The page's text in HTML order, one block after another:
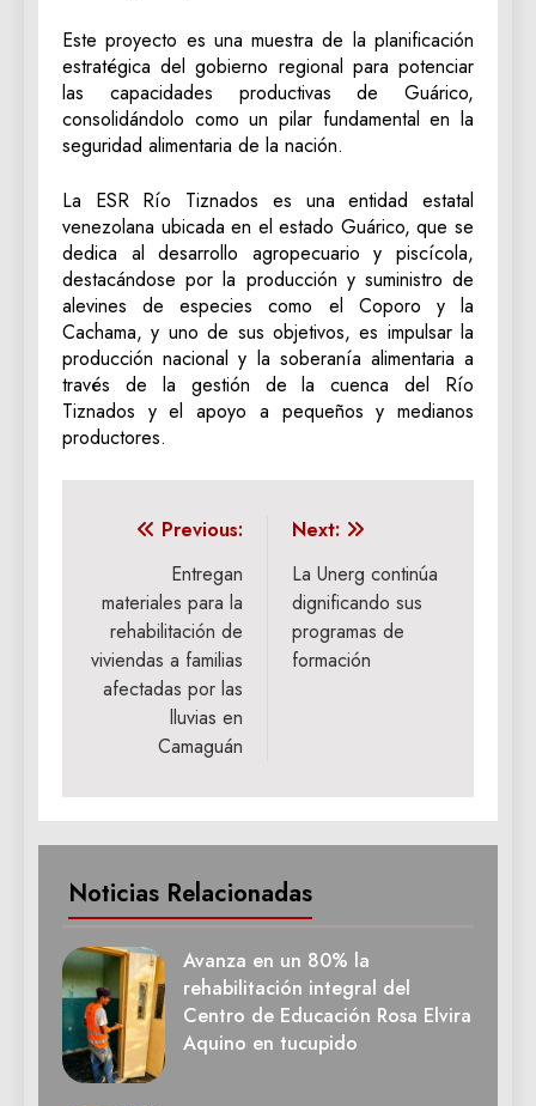
‎Este proyecto es una muestra de la planificación
estratégica del gobierno regional para potenciar
las capacidades productivas de Guárico,
consolidándolo como un pilar fundamental en la
seguridad alimentaria de la nación.
La ESR Río Tiznados es una entidad estatal
venezolana ubicada en el estado Guárico, que se
dedica al desarrollo agropecuario y piscícola,
destacándose por la producción y suministro de
alevines de especies como el Coporo y la
Cachama, y uno de sus objetivos, es impulsar la
producción nacional y la soberanía alimentaria a
través de la gestión de la cuenca del Río
Tiznados y el apoyo a pequeños y medianos
productores.
Navegación
entradas
Previous:
Entregan
materiales para la
rehabilitación de
viviendas a familias
afectadas por las
lluvias en
Camaguán
Next:
La Unerg continúa
dignificando sus
programas de
formación
Noticias Relacionadas
Avanza en un 80% la
rehabilitación integral del
Centro de Educación Rosa Elvira
Aquino en tucupido